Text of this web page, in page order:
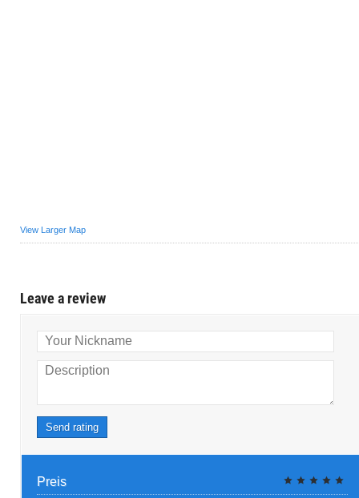
View Larger Map
Leave a review
Your Nickname
Description
Send rating
Preis